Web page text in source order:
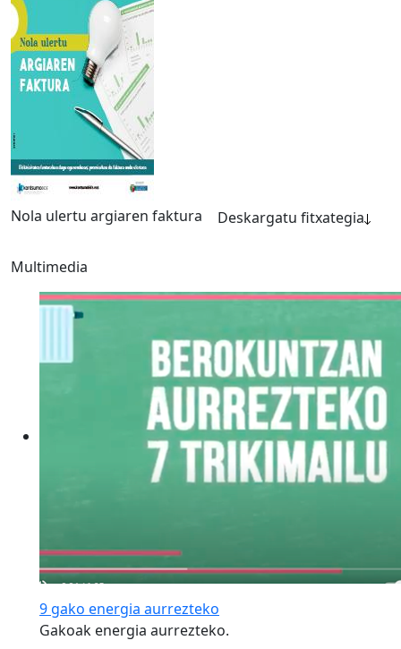
Nola ulertu argiaren faktura Deskargatu fitxategia
Multimedia
9 gako energia aurrezteko
Gakoak energia aurrezteko.